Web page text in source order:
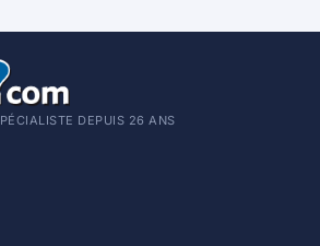
DEPUIS 26 ANS